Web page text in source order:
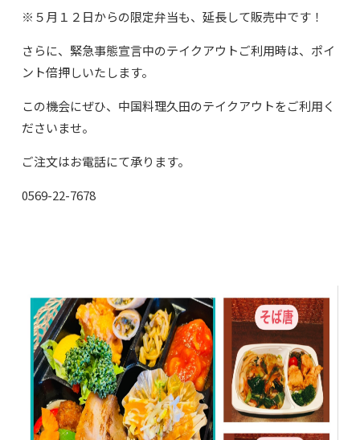
※５月１２日からの限定弁当も、延長して販売中です！
さらに、緊急事態宣言中のテイクアウトご利用時は、ポイ
ント倍押しいたします。
この機会にぜひ、中国料理久田のテイクアウトをご利用く
ださいませ。
ご注文はお電話にて承ります。
0569-22-7678